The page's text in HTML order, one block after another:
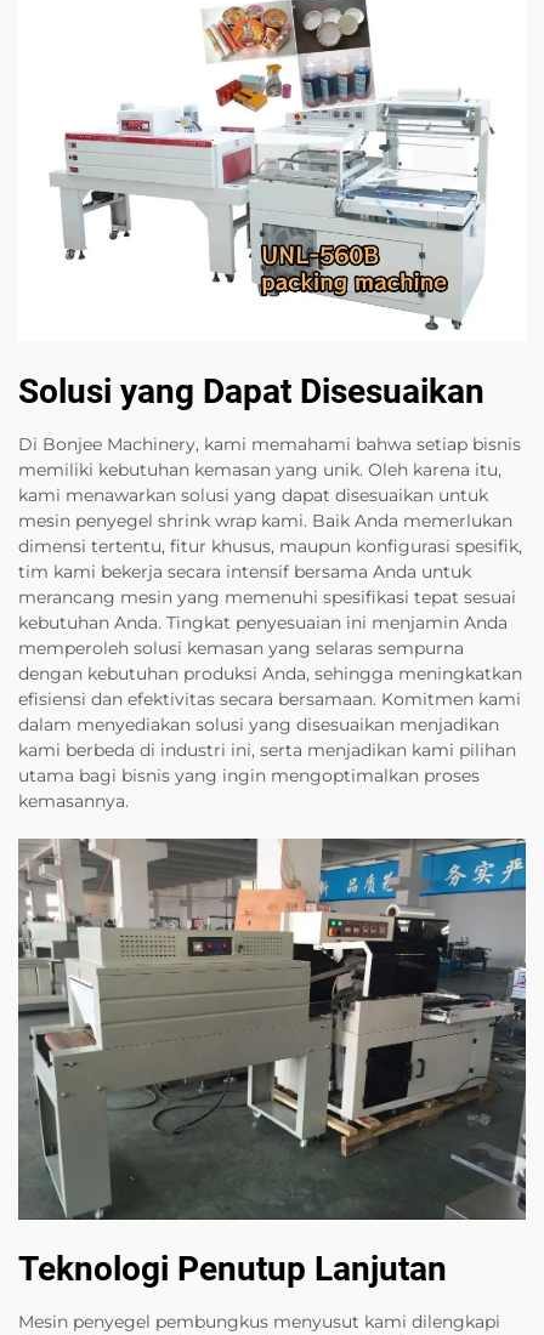
Solusi yang Dapat Disesuaikan
Di Bonjee Machinery, kami memahami bahwa setiap bisnis
memiliki kebutuhan kemasan yang unik. Oleh karena itu,
kami menawarkan solusi yang dapat disesuaikan untuk
mesin penyegel shrink wrap kami. Baik Anda memerlukan
dimensi tertentu, fitur khusus, maupun konfigurasi spesifik,
tim kami bekerja secara intensif bersama Anda untuk
merancang mesin yang memenuhi spesifikasi tepat sesuai
kebutuhan Anda. Tingkat penyesuaian ini menjamin Anda
memperoleh solusi kemasan yang selaras sempurna
dengan kebutuhan produksi Anda, sehingga meningkatkan
efisiensi dan efektivitas secara bersamaan. Komitmen kami
dalam menyediakan solusi yang disesuaikan menjadikan
kami berbeda di industri ini, serta menjadikan kami pilihan
utama bagi bisnis yang ingin mengoptimalkan proses
kemasannya.
Teknologi Penutup Lanjutan
Mesin penyegel pembungkus menyusut kami dilengkapi